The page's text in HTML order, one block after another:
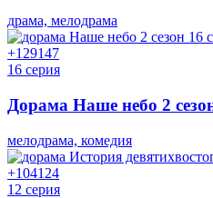
драма, мелодрама
+129147
16 серия
Дорама Наше небо 2
мелодрама, комедия
+104124
12 серия